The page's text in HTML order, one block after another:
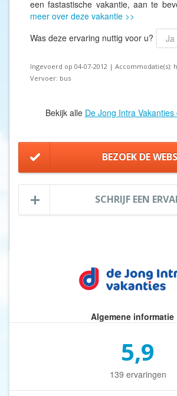
een fastastische vakantie, aan te
meer over deze vakantie >>
Was deze ervaring nuttig voor u?
Ja
Ingevoerd op 04-07-2012 | Accommodatie(s):
Vervoer: bus
Bekijk alle De Jong Intra
BEZOEK DE
SCHRIJF EEN
Algemene informatie
5,9
139 ervaringen